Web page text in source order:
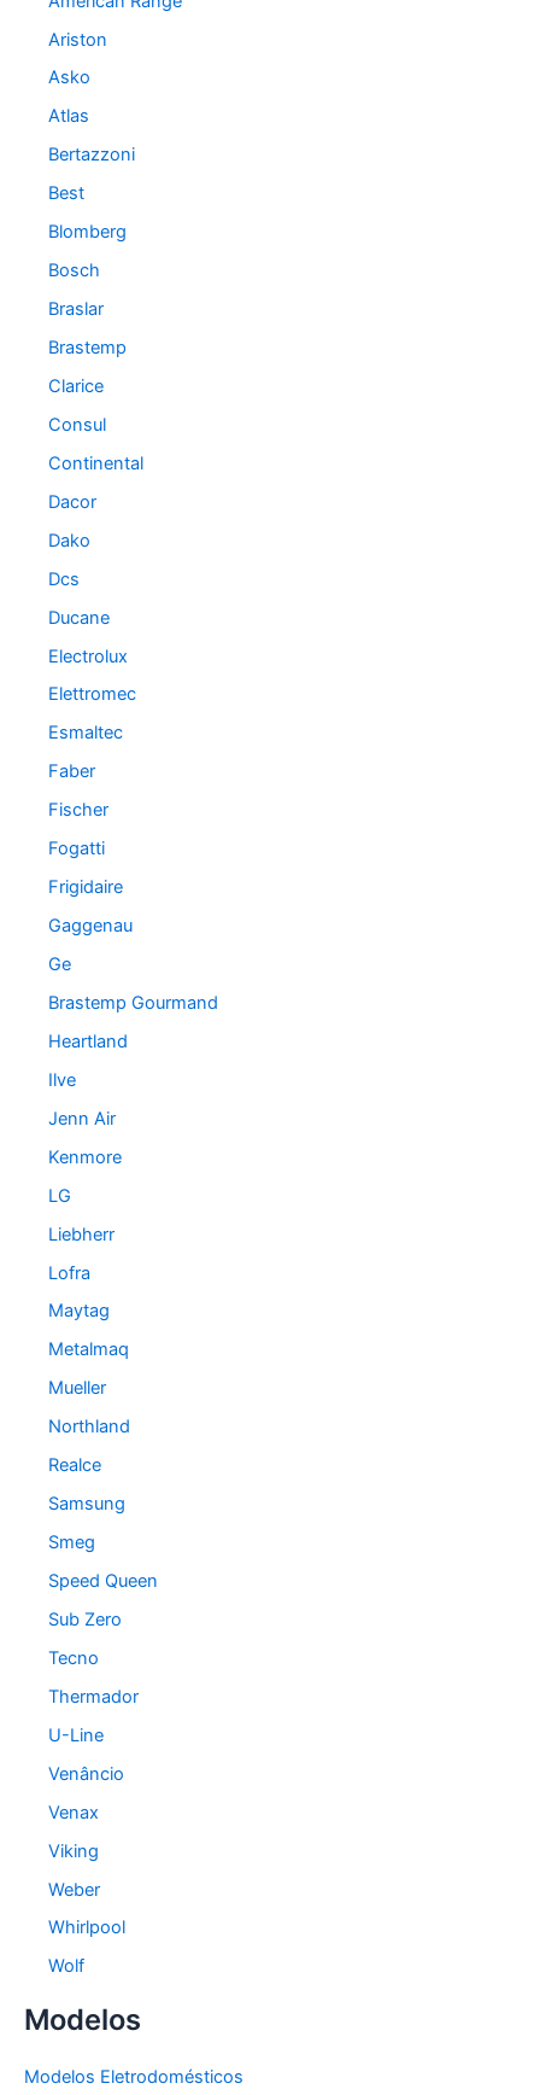
Ariston
Asko
Atlas
Bertazzoni
Best
Blomberg
Bosch
Braslar
Brastemp
Clarice
Consul
Continental
Dacor
Dako
Dcs
Ducane
Electrolux
Elettromec
Esmaltec
Faber
Fischer
Fogatti
Frigidaire
Gaggenau
Ge
Brastemp Gourmand
Heartland
Ilve
Jenn Air
Kenmore
LG
Liebherr
Lofra
Maytag
Metalmaq
Mueller
Northland
Realce
Samsung
Smeg
Speed Queen
Sub Zero
Tecno
Thermador
U-Line
Venâncio
Venax
Viking
Weber
Whirlpool
Wolf
Modelos
Modelos Eletrodomésticos